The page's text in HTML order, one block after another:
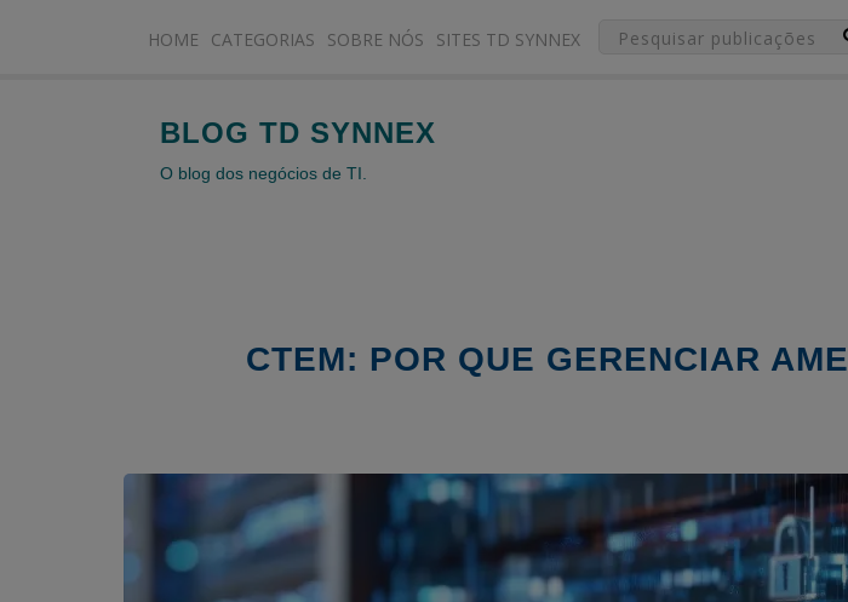
HOME CATEGORIAS SOBRE NÓS SITES TD SYNNEX
BLOG TD SYNNEX
O blog dos negócios de TI.
CTEM: POR QUE GERENCIAR